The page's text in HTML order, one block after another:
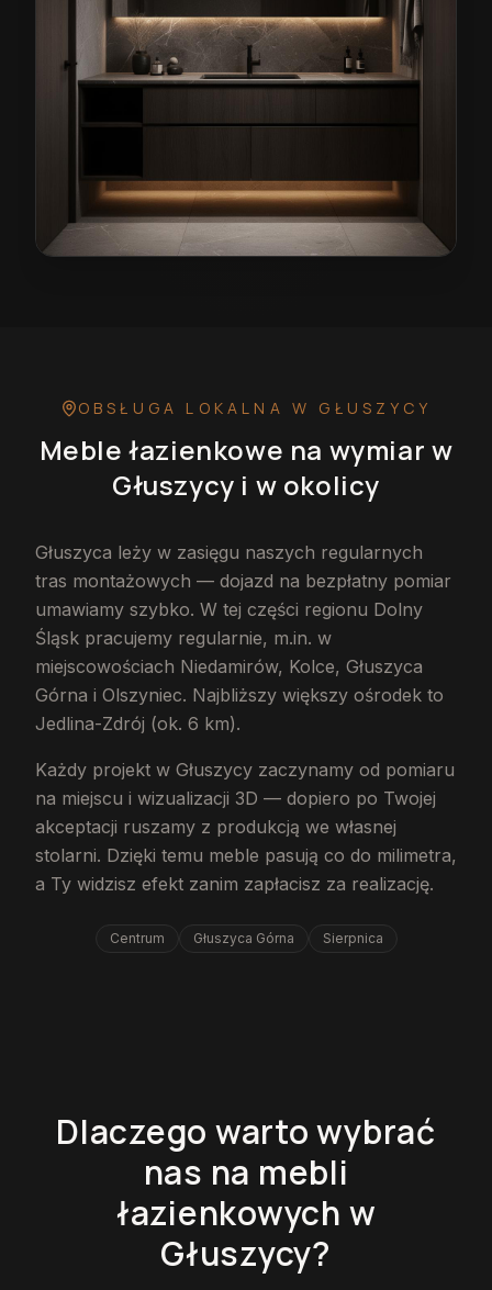
OBSŁUGA LOKALNAW GŁUSZYCY
Meble łazienkowe na wymiar w
Głuszycy i w okolicy
Głuszyca leży w zasięgu naszych regularnych
tras montażowych — dojazd na bezpłatny pomiar
umawiamy szybko. W tej części regionu Dolny
Śląsk pracujemy regularnie, m.in. w
miejscowościach Niedamirów, Kolce, Głuszyca
Górna i Olszyniec. Najbliższy większy ośrodek to
Jedlina-Zdrój (ok. 6 km).
Każdy projekt w Głuszycy zaczynamy od pomiaru
na miejscu i wizualizacji 3D — dopiero po Twojej
akceptacji ruszamy z produkcją we własnej
stolarni. Dzięki temu meble pasują co do milimetra,
a Ty widzisz efekt zanim zapłacisz za realizację.
Centrum Głuszyca Górna Sierpnica
Dlaczego warto wybrać
nas na mebli
łazienkowych w
Głuszycy?